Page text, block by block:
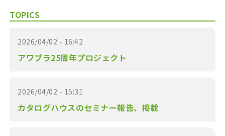
TOPICS
2026/04/02 - 16:42
アワプラ25周年プロジェクト
2026/04/02 - 15:31
カタログハウスのセミナー報告、掲載